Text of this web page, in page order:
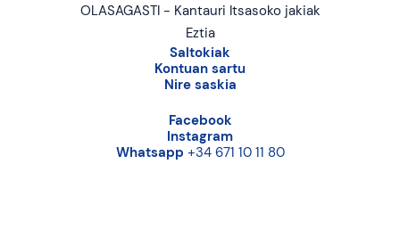
OLASAGASTI - Kantauri Itsasoko jakiak
Eztia
Saltokiak
Kontuan sartu
Nire saskia
Facebook
Instagram
Whatsapp +34 671 10 11 80